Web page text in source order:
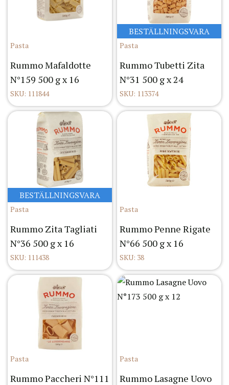
Pasta
Rummo Mafaldotte
N°159 500 g x 16
SKU: 111844
BESTÄLLNINGSVARA
Pasta
Rummo Tubetti Zita
N°31 500 g x 24
SKU: 113374
BESTÄLLNINGSVARA
Pasta
Rummo Zita Tagliati
N°36 500 g x 16
SKU: 111438
Pasta
Rummo Penne Rigate
N°66 500 g x 16
SKU: 38
Pasta
Rummo Paccheri N°111
Pasta
Rummo Lasagne Uovo